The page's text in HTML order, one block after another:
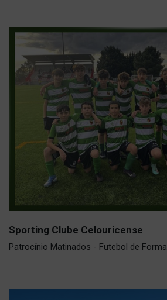
Sporting Clube Celouricense
Patrocínio Matinados - Futebol de